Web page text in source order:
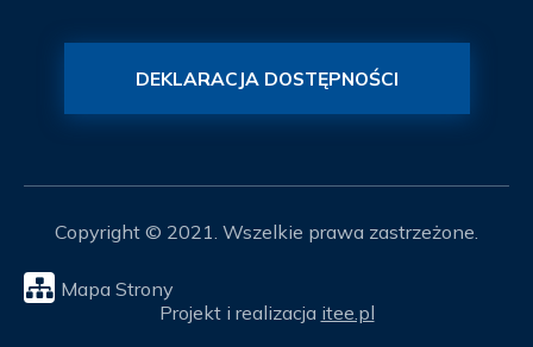
DEKLARACJA DOSTĘPNOŚCI
Copyright © 2021. Wszelkie prawa zastrzeżone.
Mapa Strony
Projekt i realizacja itee.pl